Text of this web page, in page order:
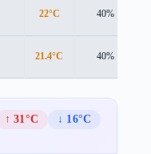
22°C 40%
21.4°C 40%
↑ 31°C
↓ 16°C